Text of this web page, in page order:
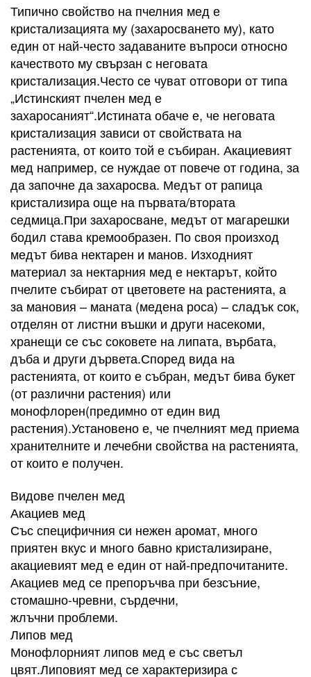
Типично свойство на пчелния мед е
кристализацията му (захаросването му), като
един от най-често задаваните въпроси относно
качеството му свързан с неговата
кристализация.Често се чуват отговори от типа
„Истинският пчелен мед е
захаросаният“.Истината обаче е, че неговата
кристализация зависи от свойствата на
растенията, от които той е събиран. Акациевият
мед например, се нуждае от повече от година, за
да започне да захаросва. Медът от рапица
кристализира още на първата/втората
седмица.При захаросване, медът от магарешки
бодил става кремообразен. По своя произход
медът бива нектарен и манов. Изходният
материал за нектарния мед е нектарът, който
пчелите събират от цветовете на растенията, а
за мановия – маната (медена роса) – сладък сок,
отделян от листни въшки и други насекоми,
хранещи се със соковете на липата, върбата,
дъба и други дървета.Според вида на
растенията, от които е събран, медът бива букет
(от различни растения) или
монофлорен(предимно от един вид
растения).Установено е, че пчелният мед приема
хранителните и лечебни свойства на растенията,
от които е получен.
Видове пчелен мед
Акациев мед
Със специфичния си нежен аромат, много
приятен вкус и много бавно кристализиране,
акациевият мед е един от най-предпочитаните.
Акациев мед се препоръчва при безсъние,
стомашно-чревни, сърдечни,
жлъчни проблеми.
Липов мед
Монофлорният липов мед е със светъл
цвят.Липовият мед се характеризира с